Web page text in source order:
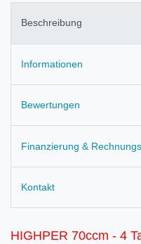
Beschreibung
Informationen
Bewertungen
Finanzierung &
Kontakt
HIGHPER 70ccm - 4